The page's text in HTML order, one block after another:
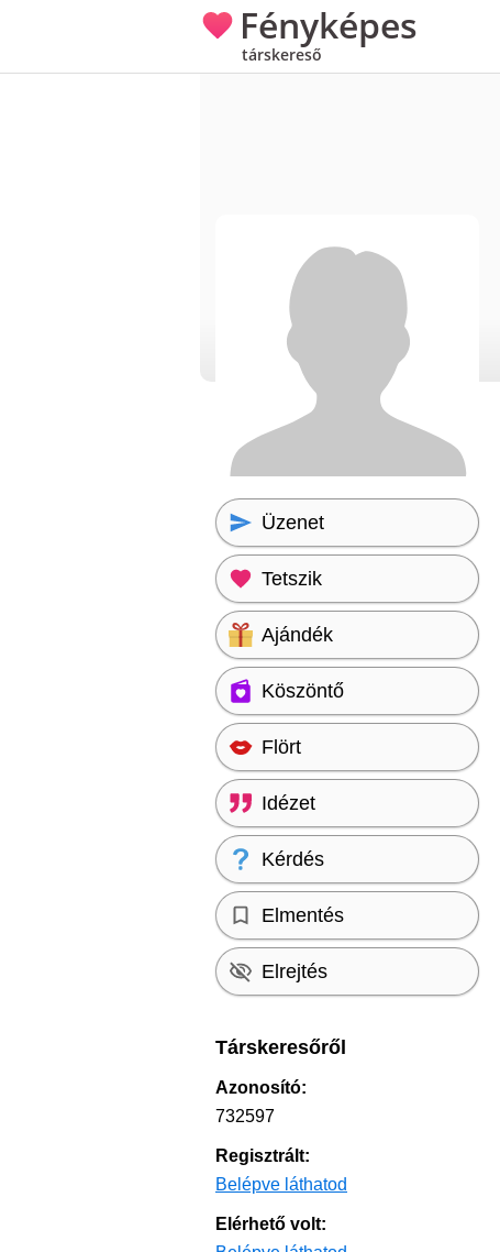
Fényképes
társkereső
Üzenet
Tetszik
Ajándék
Köszöntő
Flört
Idézet
Kérdés
Elmentés
Elrejtés
Társkeresőről
Azonosító:
732597
Regisztrált:
Belépve láthatod
Elérhető volt: